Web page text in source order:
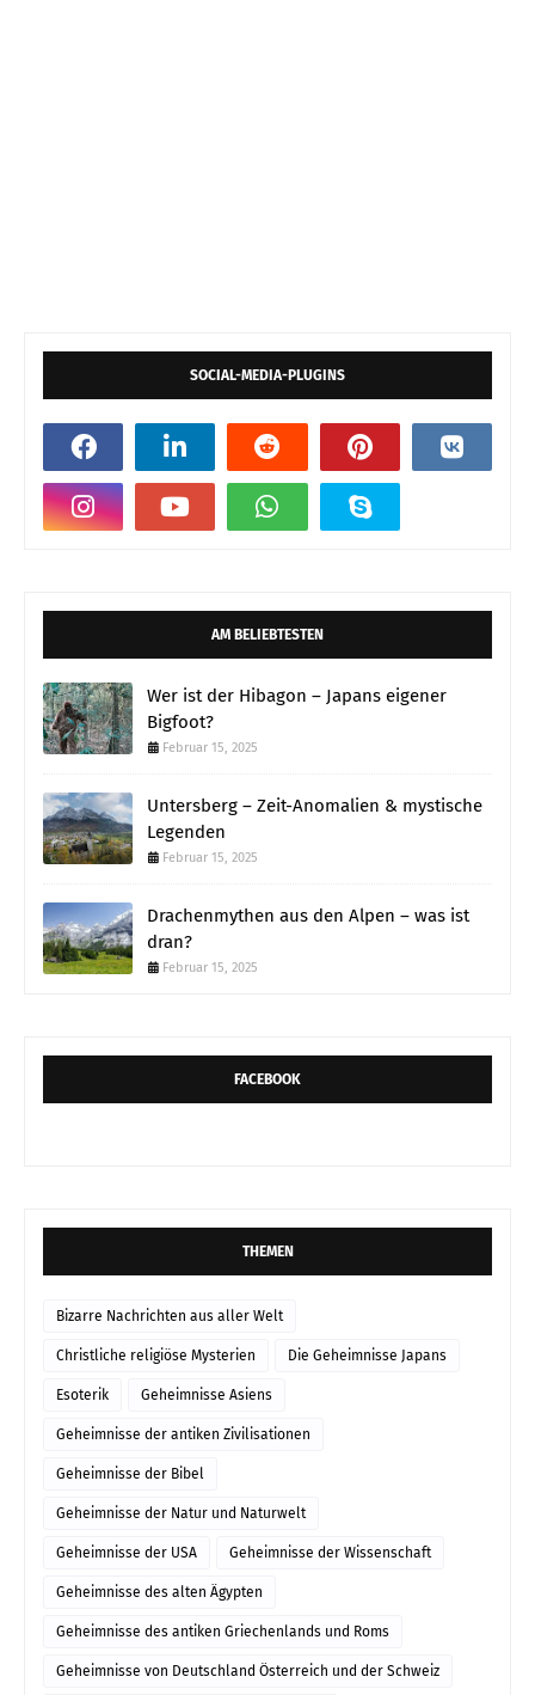
SOCIAL-MEDIA-PLUGINS
AM BELIEBTESTEN
Wer ist der Hibagon – Japans eigener
Bigfoot?
Februar 15, 2025
Untersberg – Zeit-Anomalien & mystische
Legenden
Februar 15, 2025
Drachenmythen aus den Alpen – was ist
dran?
Februar 15, 2025
FACEBOOK
THEMEN
Bizarre Nachrichten aus aller Welt
Christliche religiöse Mysterien Die Geheimnisse Japans
Esoterik Geheimnisse Asiens
Geheimnisse der antiken Zivilisationen
Geheimnisse der Bibel
Geheimnisse der Natur und Naturwelt
Geheimnisse der USA Geheimnisse der Wissenschaft
Geheimnisse des alten Ägypten
Geheimnisse des antiken Griechenlands und Roms
Geheimnisse von Deutschland Österreich und der Schweiz